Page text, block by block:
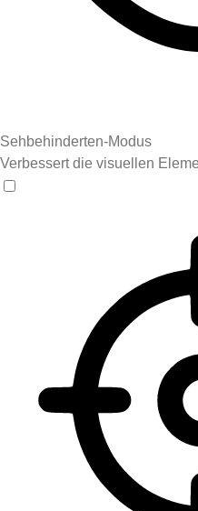
Sehbehinderten-Modus
Verbessert die visuellen